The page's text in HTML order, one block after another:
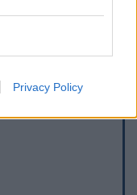
Privacy Policy